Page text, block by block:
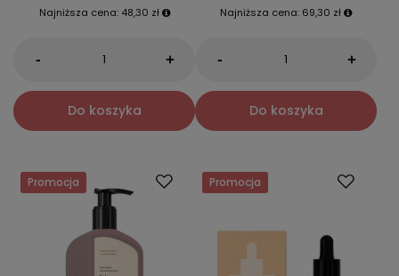
Najniższa cena: 48,30 zł
- +
Do koszyka
Najniższa cena: 69,30 zł
- +
Do koszyka
Promocja Promocja